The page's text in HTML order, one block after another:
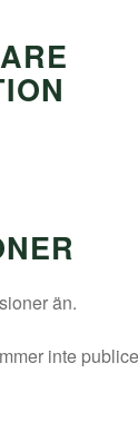
än.
inte